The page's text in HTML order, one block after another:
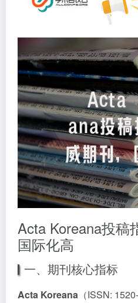
Acta Koreana投稿
国际化高
一、期刊核心指标
Acta Koreana （ISSN: